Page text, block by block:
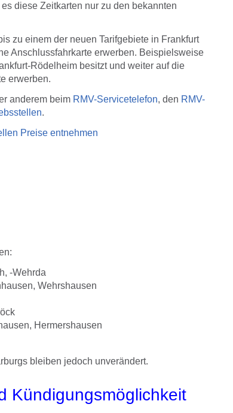
diese Zeitkarten nur zu den bekannten
zu einem der neuen Tarifgebiete in Frankfurt
Anschlussfahrkarte erwerben. Beispielsweise
Rödelheim besitzt und weiter auf die
erwerben.
anderem beim RMV-Servicetelefon, den RMV-
.
Preise entnehmen
-Wehrda
Wehrshausen
Hermershausen
bleiben jedoch unverändert.
Kündigungsmöglichkeit